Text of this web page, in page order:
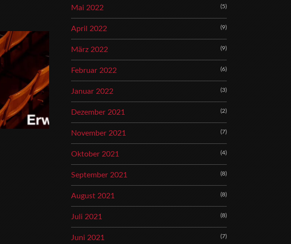
Mai 2022 (5)
April 2022 (9)
März 2022 (9)
Februar 2022 (6)
Januar 2022 (3)
Dezember 2021 (2)
November 2021 (7)
Oktober 2021 (4)
September 2021 (8)
August 2021 (8)
Juli 2021 (8)
Juni 2021 (7)